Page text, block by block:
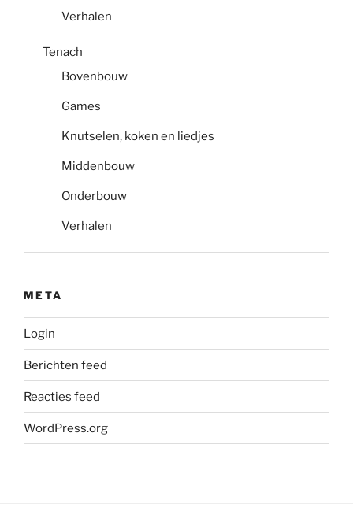
Verhalen
Tenach
Bovenbouw
Games
Knutselen, koken en liedjes
Middenbouw
Onderbouw
Verhalen
META
Login
Berichten feed
Reacties feed
WordPress.org